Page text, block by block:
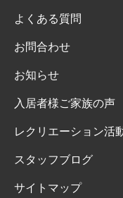
よくある質問
お問合わせ
お知らせ
入居者様ご家族の声
レクリエーション活
スタッフブログ
サイトマップ